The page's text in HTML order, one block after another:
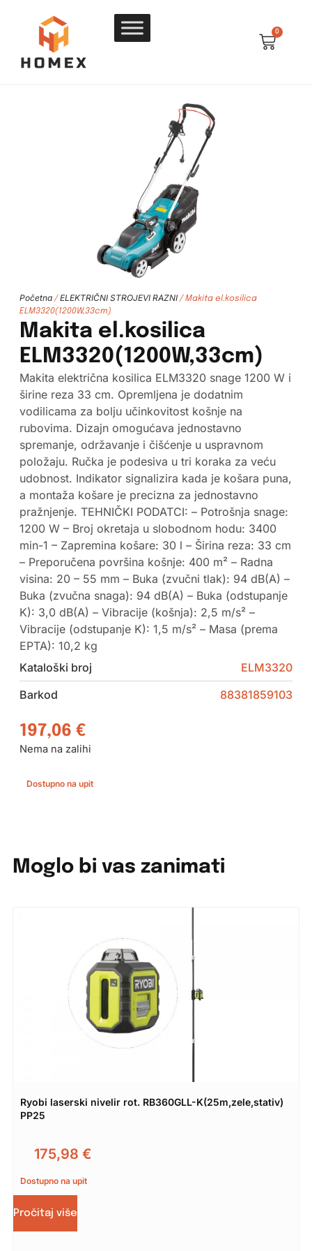
0
Početna/ ELEKTRIČNI STROJEVI RAZNI/ Makita el.kosilica
ELM3320(1200W,33cm)
Makita el.kosilica
ELM3320(1200W,33cm)
Makita električna kosilica ELM3320 snage 1200 W i
širine reza 33 cm. Opremljena je dodatnim
vodilicama za bolju učinkovitost košnje na
rubovima. Dizajn omogućava jednostavno
spremanje, održavanje i čišćenje u uspravnom
položaju. Ručka je podesiva u tri koraka za veću
udobnost. Indikator signalizira kada je košara puna,
a montaža košare je precizna za jednostavno
pražnjenje. TEHNIČKI PODATCI: – Potrošnja snage:
1200 W – Broj okretaja u slobodnom hodu: 3400
min-1 – Zapremina košare: 30 l – Širina reza: 33 cm
– Preporučena površina košnje: 400 m² – Radna
visina: 20 – 55 mm – Buka (zvučni tlak): 94 dB(A) –
Buka (zvučna snaga): 94 dB(A) – Buka (odstupanje
K): 3,0 dB(A) – Vibracije (košnja): 2,5 m/s² –
Vibracije (odstupanje K): 1,5 m/s² – Masa (prema
EPTA): 10,2 kg
Kataloški broj
ELM3320
Barkod
88381859103
197,06 €
Nema na zalihi
Dostupno na upit
Moglo bi vas zanimati
Ryobi laserski nivelir rot. RB360GLL-K(25m,zele,stativ)
PP25
175,98 €
Dostupno na upit
Pročitaj više